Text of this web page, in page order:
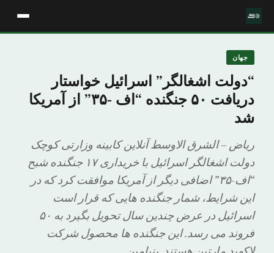
جهان
“دولت اشغالگر” اسرائیل خواستار
دریافت ۵۰ جنگنده “اف -۳۵” از آمریکا
شد
ریاض – الشرق الاوسط آنلاین کابینه وزارتی کوچک
دولت اشغالگر اسرائیل با خریداری ۱۷ جنگنده شبح
“اف-۳۵” اضافی دیگر از آمریکا موافقت کرد که در
این شرایط، شمار جنگنده هایی که قرار است
اسرائیل در عرض چندین سال تحویل بگیرد به ۵۰
فروند می رسد. این جنگنده ها محصول شرکت